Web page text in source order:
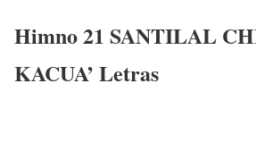
Himno 21 SANTILAL
KACUA’ Letras